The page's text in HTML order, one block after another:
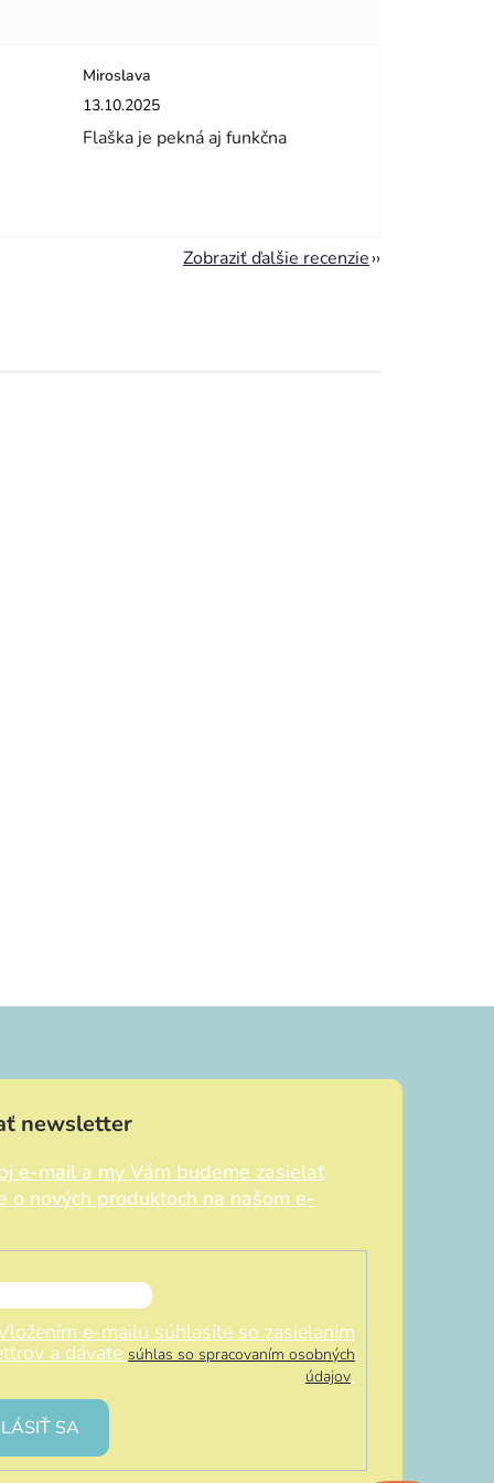
Miroslava
Hodnotenie obchodu je 5 z 5 hviezdičiek.
13.10.2025
Flaška je pekná aj funkčna
Zobraziť ďalšie recenzie
newsletter
e-mail a my Vám budeme zasielať
o nových produktoch na našom e-
e-mailu súhlasíte so zasielaním
a dávate súhlas so spracovaním osobných
údajov.
SA